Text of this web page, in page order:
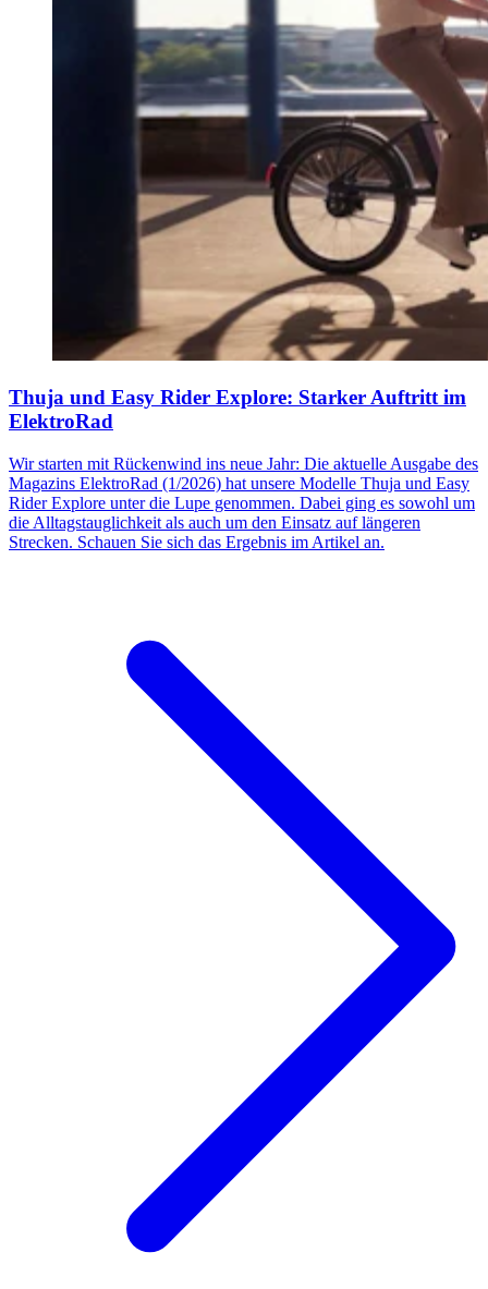
Thuja und Easy Rider Explore: Starker Auftritt im
ElektroRad
Wir starten mit Rückenwind ins neue Jahr: Die aktuelle Ausgabe des
Magazins ElektroRad (1/2026) hat unsere Modelle Thuja und Easy
Rider Explore unter die Lupe genommen. Dabei ging es sowohl um
die Alltagstauglichkeit als auch um den Einsatz auf längeren
Strecken. Schauen Sie sich das Ergebnis im Artikel an.